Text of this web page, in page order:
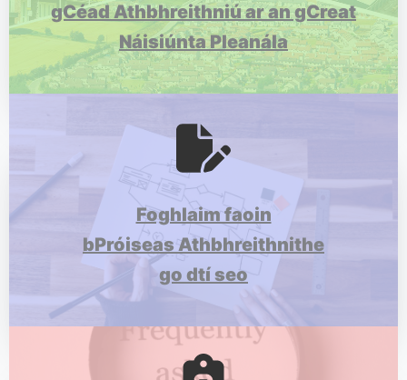
gCéad Athbhreithniú ar an gCreat
Náisiúnta Pleanála
Foghlaim faoin
bPróiseas Athbhreithnithe
go dtí seo